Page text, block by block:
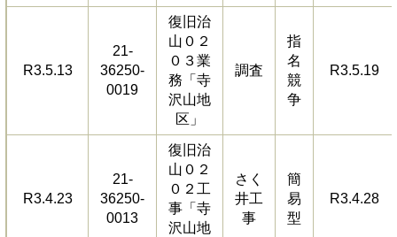
R3.5.13
21-
36250-
0019
復旧治
山０２
０３業
務「寺
沢山地
区」
調査
指
名
競
争
R3.5.19
R3.4.23
21-
36250-
0013
復旧治
山０２
０２工
事「寺
沢山地
さく
井工
事
簡
易
型
R3.4.28